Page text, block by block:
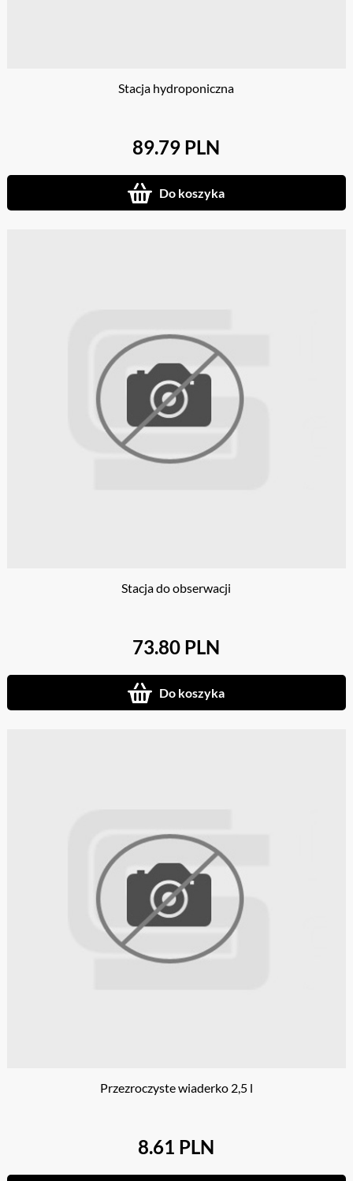
Stacja hydroponiczna
89.79 PLN
Do koszyka
Stacja do obserwacji
73.80 PLN
Do koszyka
Przezroczyste wiaderko 2,5 l
8.61 PLN